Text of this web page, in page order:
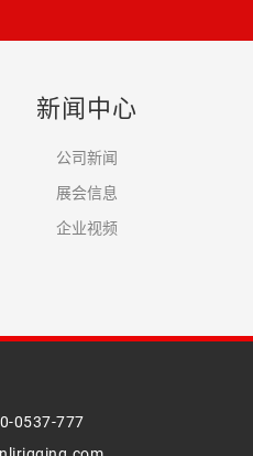
新闻中心
公司新闻
展会信息
企业视频
0537-777